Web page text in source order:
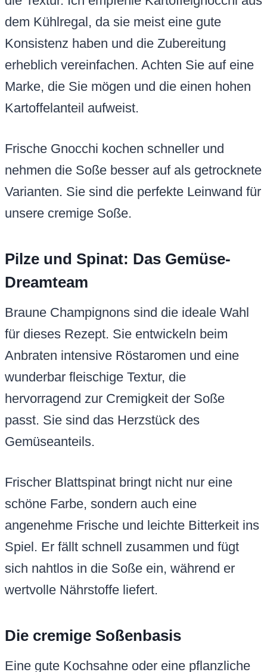
dem Kühlregal, da sie meist eine gute
Konsistenz haben und die Zubereitung
erheblich vereinfachen. Achten Sie auf eine
Marke, die Sie mögen und die einen hohen
Kartoffelanteil aufweist.
Frische Gnocchi kochen schneller und
nehmen die Soße besser auf als getrocknete
Varianten. Sie sind die perfekte Leinwand für
unsere cremige Soße.
Pilze und Spinat: Das Gemüse-
Dreamteam
Braune Champignons sind die ideale Wahl
für dieses Rezept. Sie entwickeln beim
Anbraten intensive Röstaromen und eine
wunderbar fleischige Textur, die
hervorragend zur Cremigkeit der Soße
passt. Sie sind das Herzstück des
Gemüseanteils.
Frischer Blattspinat bringt nicht nur eine
schöne Farbe, sondern auch eine
angenehme Frische und leichte Bitterkeit ins
Spiel. Er fällt schnell zusammen und fügt
sich nahtlos in die Soße ein, während er
wertvolle Nährstoffe liefert.
Die cremige Soßenbasis
Eine gute Kochsahne oder eine pflanzliche